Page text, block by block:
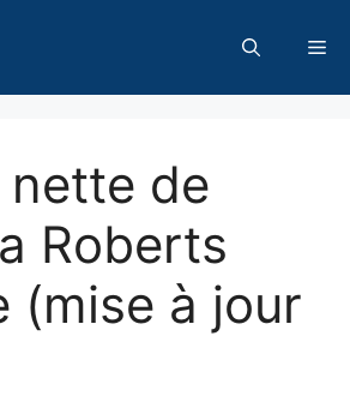
nette de
Roberts
(mise à jour